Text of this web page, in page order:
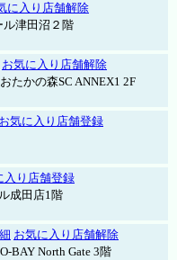
に入り店舗解除
津田沼２階
お気に入り店舗解除
たかの森SC ANNEX1 2F
お気に入り店舗登録
入り店舗登録
成田店1階
お気に入り店舗解除
BAY North Gate 3階